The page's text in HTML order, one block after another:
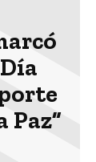
Paz”